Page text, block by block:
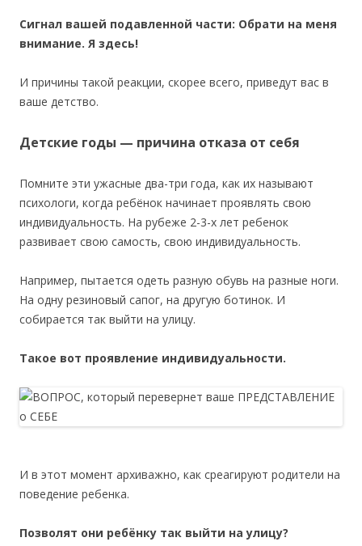
Сигнал вашей подавленной части: Обрати на меня
внимание. Я здесь!
И причины такой реакции, скорее всего, приведут вас в
ваше детство.
Детские годы — причина отказа от себя
Помните эти ужасные два-три года, как их называют
психологи, когда ребёнок начинает проявлять свою
индивидуальность. На рубеже 2-3-х лет ребенок
развивает свою самость, свою индивидуальность.
Например, пытается одеть разную обувь на разные ноги.
На одну резиновый сапог, на другую ботинок. И
собирается так выйти на улицу.
Такое вот проявление индивидуальности.
И в этот момент архиважно, как среагируют родители на
поведение ребенка.
Позволят они ребёнку так выйти на улицу?